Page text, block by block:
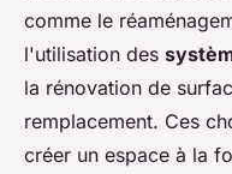
comme le
l'utilisation des
la rénovation de
remplacement. Ces
créer un espace à la